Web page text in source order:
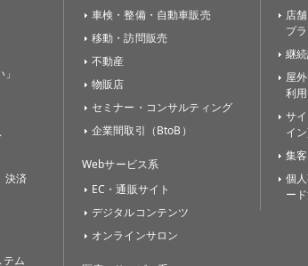
決済
テム
車検・整備・自動車販売
移動・訪問販売
不動産
物販店
セミナー・コンサルティング
企業間取引（BtoB）
Webサービス系
EC・通販サイト
デジタルコンテンツ
オンラインサロン
店
プ
継
屋
利
サ
イ
集
個
ー